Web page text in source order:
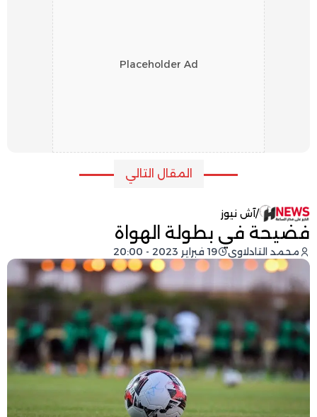
Placeholder Ad
المقال التالي
/آش نيوز
فضيحة في بطولة الهواة
محمد التادلاوي 19 فبراير 2023 - 20:00